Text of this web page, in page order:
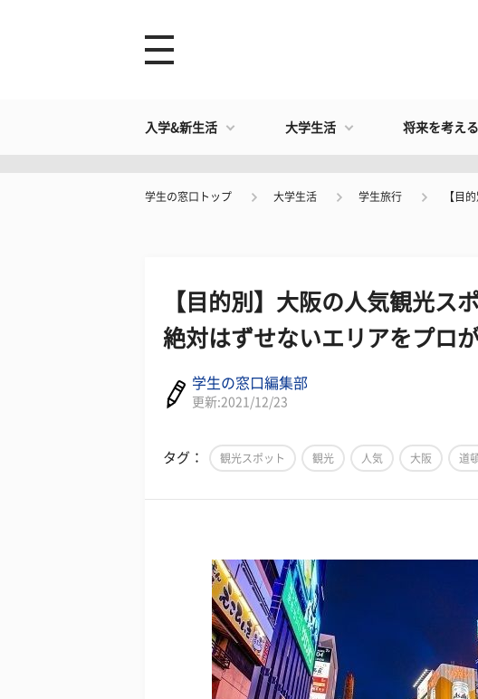
入学&新生活 大学生活 将来を考える
学生の窓口トップ 大学生活 学生旅行 【目
【目的別】大阪の人気観光ス
絶対はずせないエリアをプロ
学生の窓口編集部
更新:2021/12/23
タグ： 観光スポット 観光 人気 大阪 道